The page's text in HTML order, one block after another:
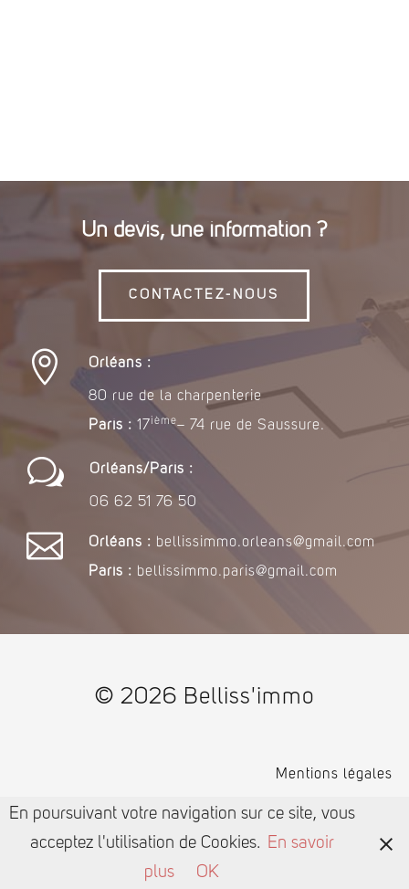
Un devis, une information ?
CONTACTEZ-NOUS
 Orléans :
80 rue de la charpenterie
Paris : 17ième– 74 rue de Saussure.
w Orléans/Paris :
06 62 51 76 50
 Orléans : bellissimmo.orleans@gmail.com
Paris : bellissimmo.paris@gmail.com
© 2026 Belliss'immo
Mentions légales
En poursuivant votre navigation sur ce site, vous
acceptez l'utilisation de Cookies. En savoir
plus
OK